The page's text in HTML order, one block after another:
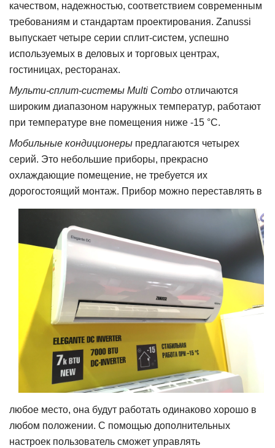
качеством, надежностью, соответствием современным
требованиям и стандартам проектирования. Zanussi
выпускает четыре серии сплит-систем, успешно
используемых в деловых и торговых центрах,
гостиницах, ресторанах.
Мульти-сплит-системы Multi Combo отличаются
широким диапазоном наружных температур, работают
при температуре вне помещения ниже -15 °C.
Мобильные кондиционеры предлагаются четырех
серий. Это небольшие приборы, прекрасно
охлаждающие помещение, не требуется их
дорогостоящий монтаж. Прибор можно переставлять в
любое место, она будут работать одинаково хорошо в
любом положении. С помощью дополнительных
настроек пользователь сможет управлять